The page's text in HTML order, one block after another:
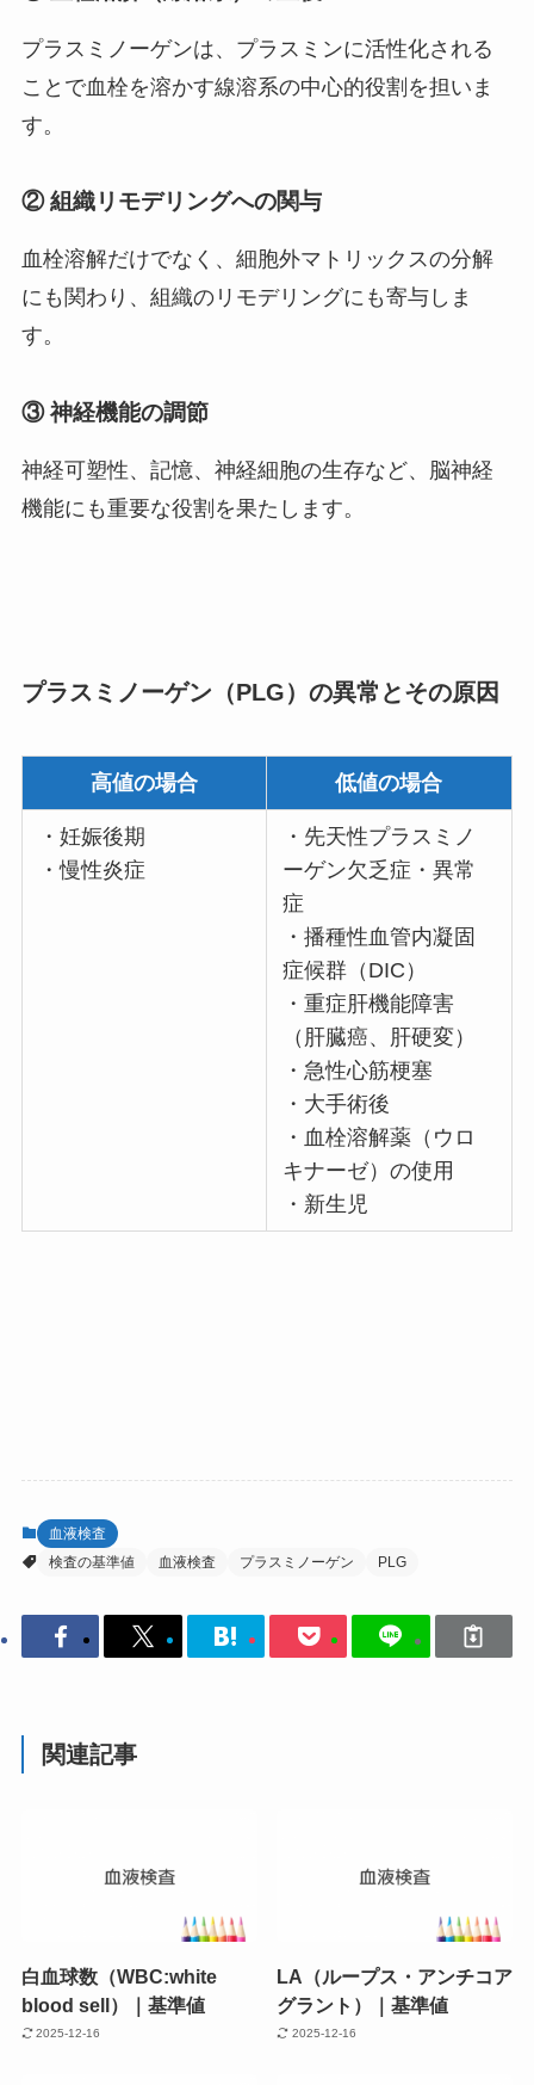
プラスミノーゲンは、プラスミンに活性化される
ことで血栓を溶かす線溶系の中心的役割を担いま
す。
② 組織リモデリングへの関与
血栓溶解だけでなく、細胞外マトリックスの分解
にも関わり、組織のリモデリングにも寄与しま
す。
③ 神経機能の調節
神経可塑性、記憶、神経細胞の生存など、脳神経
機能にも重要な役割を果たします。
プラスミノーゲン（PLG）の異常とその原因
高値の場合 低値の場合
・妊娠後期
・慢性炎症
・先天性プラスミノ
ーゲン欠乏症・異常
症
・播種性血管内凝固
症候群（DIC）
・重症肝機能障害
（肝臓癌、肝硬変）
・急性心筋梗塞
・大手術後
・血栓溶解薬（ウロ
キナーゼ）の使用
・新生児
血液検査
検査の基準値
血液検査 プラスミノーゲン PLG
関連記事
白血球数（WBC:white
blood sell）｜基準値
2025-12-16
LA（ループス・アンチコア
グラント）｜基準値
2025-12-16